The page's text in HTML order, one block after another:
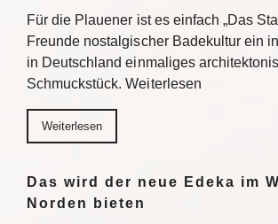
Für die Plauener ist es einfach „Das
Freunde nostalgischer Badekultur ein
in Deutschland einmaliges
Schmuckstück. Weiterlesen
Weiterlesen
Das wird der neue Edeka im
Norden bieten